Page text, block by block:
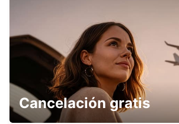
CHATELLERAULT
CHATELLERAULT - FRANCE
Cancelación gratis